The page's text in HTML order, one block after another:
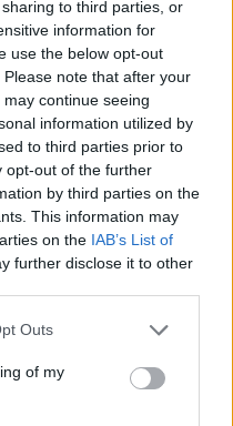
to third parties, or
information for
use the below opt-out
note that after your
continue seeing
information utilized by
to third parties prior to
opt-out of the further
by third parties on the
This information may
on the IAB’s List of
further disclose it to other
Outs
of my